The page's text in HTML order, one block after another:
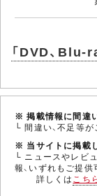
「DVD、Blu-
※ 掲載情報に間違
└ 間違い、不足等が
※ 当サイトに掲載
└ ニュースやレビ
報、いずれもご提供
詳しくはこち